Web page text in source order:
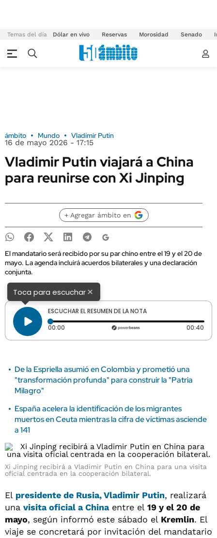
Temas del día Dólar en vivo Reservas Morosidad Senado
ámbito Mundo Vladímir Putin
16 de mayo 2026 - 17:15
Vladimir Putin viajará a China
para reunirse con Xi Jinping
+ Agregar ámbito en
El mandatario será recibido por su par chino entre el 19 y el 20 de
mayo. La agenda incluirá acuerdos bilaterales y una declaración
conjunta.
Toca para escuchar×
ESCUCHAR EL RESUMEN DE LA NOTA
00:00 Tiempo transcurrido: 0 segundos 00:40
De la Espriella asumió en Colombia y prometió una
"transformación profunda" para construir la "Patria
Milagro"
España acelera la identificación de los migrantes
muertos en Ceuta mientras la cifra de víctimas asciende
a 141
Xi Jinping recibirá a Vladimir Putin en China para una visita
oficial centrada en la cooperación bilateral.
El presidente de Rusia,Vladimir Putin, realizará
una visita oficial aChinaentre el 19 y el 20 de
mayo, según informó este sábado el Kremlin. El
viaje se concretará por invitación del mandatario